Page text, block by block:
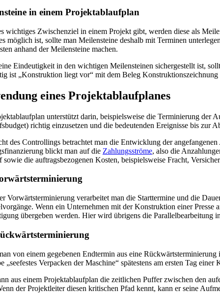
in einem Projektablaufplan
wichtiges Zwischenziel in einem Projekt gibt, werden diese als
möglich ist, sollte man Meilensteine deshalb mit Terminen
anhand der Meilensteine machen.
Eindeutigkeit in den wichtigen Meilensteinen sichergestellt ist,
ist „Konstruktion liegt vor“ mit dem Beleg
eines Projektablaufplanes
unterstützt darin, beispielsweise die Terminierung der
richtig einzusetzen und die bedeutenden Ereignisse bis zur
des Controllings betrachtet man die Entwicklung der
blickt man auf die Zahlungsströme, also die
sowie die auftragsbezogenen Kosten, beispielsweise Fracht,
Vorwärtsterminierung verarbeitet man die Starttermine und die
Wenn ein Unternehmen mit der Konstruktion einer
übergeben werden. Hier wird übrigens die Parallelbearbeitung
von einem gegebenen Endtermin aus eine
„seefestes Verpacken der Maschine“ spätestens am ersten Tag
aus einem Projektablaufplan die zeitlichen Puffer zwischen den
der Projektleiter diesen kritischen Pfad kennt, kann er seine